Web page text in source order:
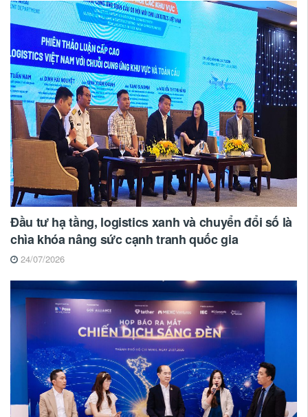
Đầu tư hạ tầng, logistics xanh và chuyển đổi số là
chìa khóa nâng sức cạnh tranh quốc gia
24/07/2026